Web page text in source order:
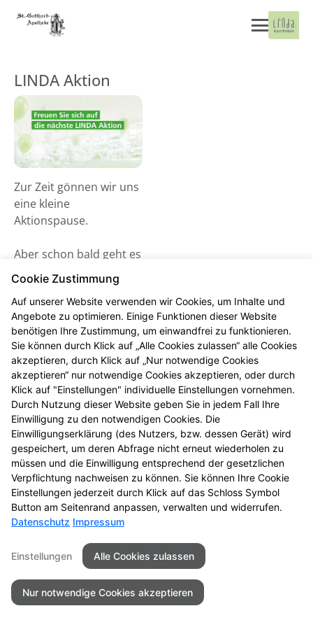
LINDA Aktion
Zur Zeit gönnen wir uns
eine kleine
Aktionspause.
Aber schon bald geht es
wieder los! Schauen Sie
gerne ab dem 02. Juni
2026 vorbei und
entdecken Sie neue
Aktionsprodukte und
das nächste
Gewinnspiel.
Seitenübersicht Kontakt
Impressum
Datenschutz
Barrierefreiheit
© 2026 St.-Gotthard-Apotheke
Cookie Zustimmung
Auf unserer Website verwenden wir Cookies, um Inhalte und
Angebote zu optimieren. Einige Funktionen dieser Website
benötigen Ihre Zustimmung, um einwandfrei zu funktionieren.
Sie können durch Klick auf „Alle Cookies zulassen“ alle Cookies
akzeptieren, durch Klick auf „Nur notwendige Cookies
akzeptieren“ nur notwendige Cookies akzeptieren, oder durch
Klick auf "Einstellungen" individuelle Einstellungen vornehmen.
Durch Nutzung dieser Website geben Sie in jedem Fall Ihre
Einwilligung zu den notwendigen Cookies. Die
Einwilligungserklärung (des Nutzers, bzw. dessen Gerät) wird
gespeichert, um deren Abfrage nicht erneut wiederholen zu
müssen und die Einwilligung entsprechend der gesetzlichen
Verpflichtung nachweisen zu können. Sie können Ihre Cookie
Einstellungen jederzeit durch Klick auf das Schloss Symbol
Button am Seitenrand anpassen, verwalten und widerrufen.
Datenschutz Impressum
Einstellungen Alle Cookies zulassen
Nur notwendige Cookies akzeptieren